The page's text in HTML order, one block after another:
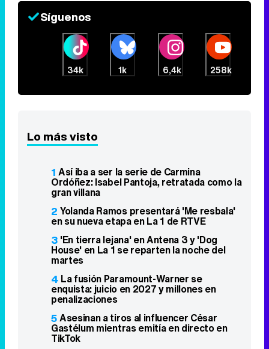
Síguenos
34k 1k 6,4k 258k
Lo más visto
1 Así iba a ser la serie de Carmina
Ordóñez: Isabel Pantoja, retratada como la
gran villana
2 Yolanda Ramos presentará 'Me resbala'
en su nueva etapa en La 1 de RTVE
3 'En tierra lejana' en Antena 3 y 'Dog
House' en La 1 se reparten la noche del
martes
4 La fusión Paramount-Warner se
enquista: juicio en 2027 y millones en
penalizaciones
5Asesinan a tiros al influencer César
Gastélum mientras emitía en directo en
TikTok